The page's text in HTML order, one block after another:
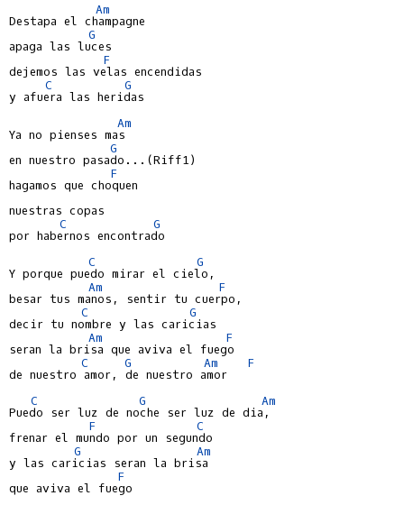
Am
Destapa el champagne
G
apaga las luces
F
dejemos las velas encendidas
C
G
y afuera las heridas
Am
Ya no pienses mas
G
en nuestro pasado...(Riff1)
F
hagamos que choquen
nuestras copas
C
G
por habernos encontrado
C
G
Y porque puedo mirar el cielo,
Am
F
besar tus manos, sentir tu cuerpo,
C
G
decir tu nombre y las caricias
Am
F
seran la brisa que aviva el fuego
C
G Am
F
de nuestro amor, de nuestro amor
C
G
Am
Puedo ser luz de noche ser luz de dia,
F
C
frenar el mundo por un segundo
G
Am
y las caricias seran la brisa
F
que aviva el fuego